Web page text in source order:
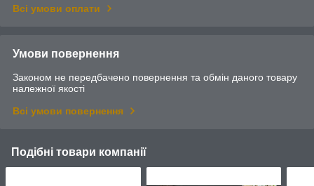
Всі умови оплати
Умови повернення
Законом не передбачено повернення та обмін даного товару
належної якості
Всі умови повернення
Подібні товари компанії